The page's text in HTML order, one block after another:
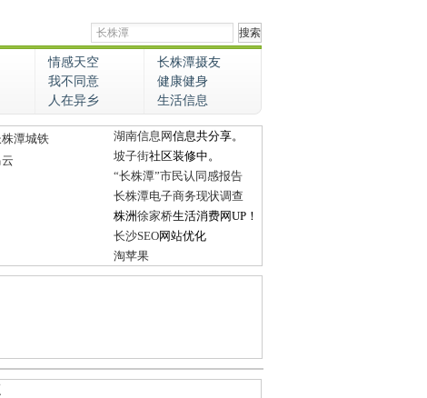
情感天空
长株潭摄友
我不同意
健康健身
人在异乡 生活信息
潭城铁
湖南信息网信息共分享。
坡子街社区装修中。
“长株潭”市民认同感报告
长株潭电子商务现状调查
株洲徐家桥生活消费网UP！
长沙SEO网站优化
淘苹果